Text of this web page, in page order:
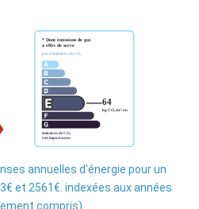
annuelles d'énergie pour un
et 2561€. indexées aux années
compris).